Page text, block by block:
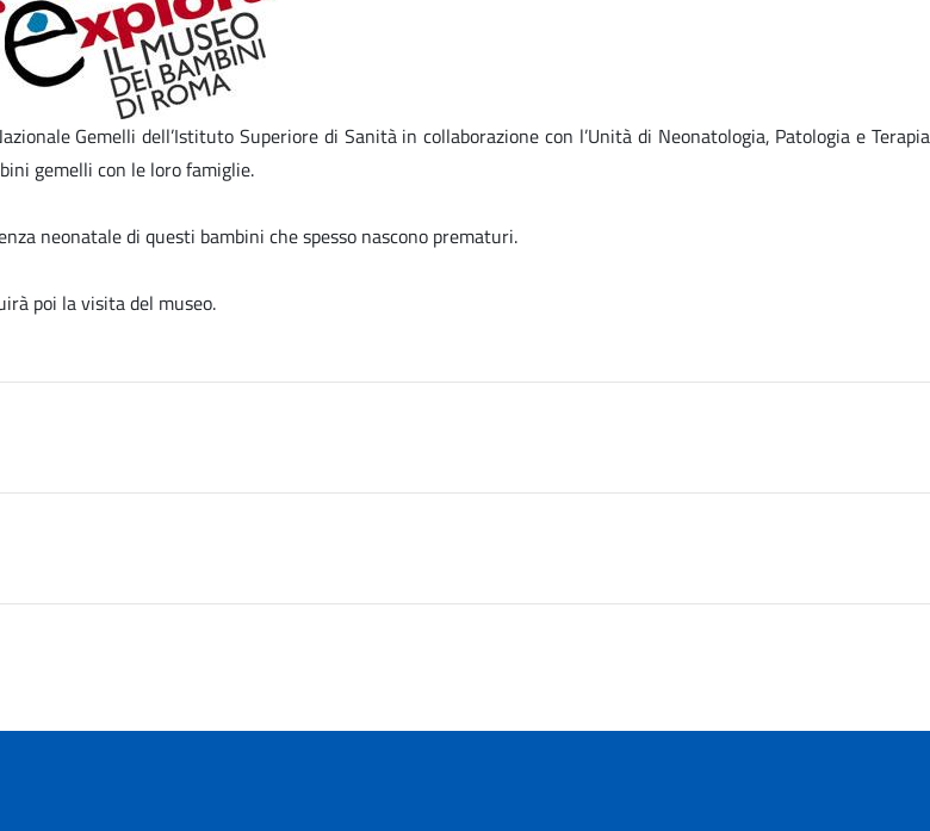
Gemelli dell’Istituto Superiore di Sanità in collaborazione con l’Unità di Neonatologia, Patologia e Terapia
gemelli con le loro famiglie.
neonatale di questi bambini che spesso nascono prematuri.
poi la visita del museo.